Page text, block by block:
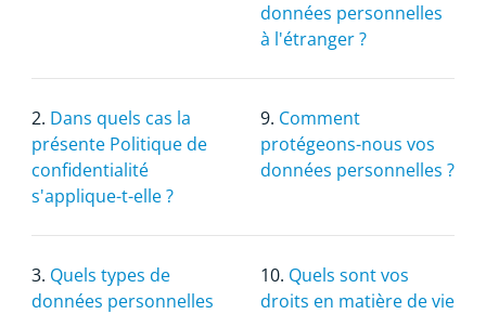
données personnelles
à l'étranger ?
2. Dans quels cas la
présente Politique de
confidentialité
s'applique-t-elle ?
9. Comment
protégeons-nous vos
données personnelles ?
3. Quels types de
données personnelles
10. Quels sont vos
droits en matière de vie